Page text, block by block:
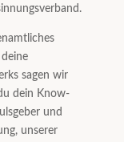
sagen wir
dein Know-
und
unserer